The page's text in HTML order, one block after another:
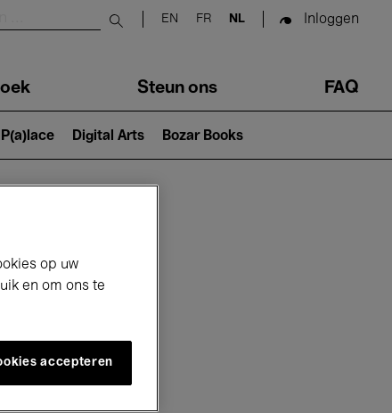
Submit search
EN FR NL Inloggen
Steun ons FAQ
Digital Arts Bozar Books
op uw
en om ons te
accepteren